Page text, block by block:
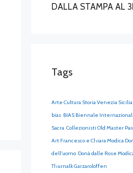
DALLA STAMPA AL
Tags
Arte Cultura Storia Venezia
bias BIAS Biennale
Sacra Collezionisti Old Master
Art Francesco e Chiara Modica
dell'uomo Donà dalle Rose
Thurnalk Garzaroloffen